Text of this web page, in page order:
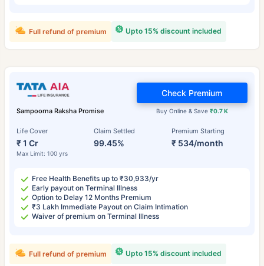
Upto 15% discount included
Full refund of premium
Sampoorna Raksha Promise
Life Cover
₹ 1 Cr
Max Limit: 100 yrs
Claim Settled
99.45%
Premium Starting
₹ 534/month
Buy Online & Save ₹0.7 K
Check Premium
Free Health Benefits up to ₹30,933/yr
Early payout on Terminal Illness
Option to Delay 12 Months Premium
₹3 Lakh Immediate Payout on Claim Intimation
Waiver of premium on Terminal Illness
Upto 15% discount included
Full refund of premium